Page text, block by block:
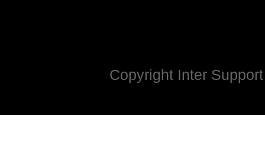
Copyright Inter